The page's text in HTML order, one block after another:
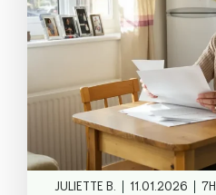
JULIETTE B. | 11.01.2026 |